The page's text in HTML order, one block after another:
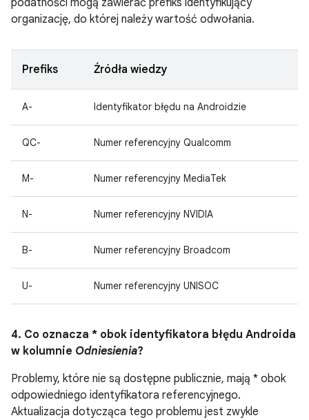
podatności mogą zawierać prefiks identyfikujący
organizację, do której należy wartość odwołania.
Prefiks Źródła wiedzy
A- Identyfikator błędu na Androidzie
QC- Numer referencyjny Qualcomm
M- Numer referencyjny MediaTek
N- Numer referencyjny NVIDIA
B- Numer referencyjny Broadcom
U- Numer referencyjny UNISOC
4. Co oznacza * obok identyfikatora błędu Androida
w kolumnie Odniesienia?
Problemy, które nie są dostępne publicznie, mają * obok
odpowiedniego identyfikatora referencyjnego.
Aktualizacja dotycząca tego problemu jest zwykle